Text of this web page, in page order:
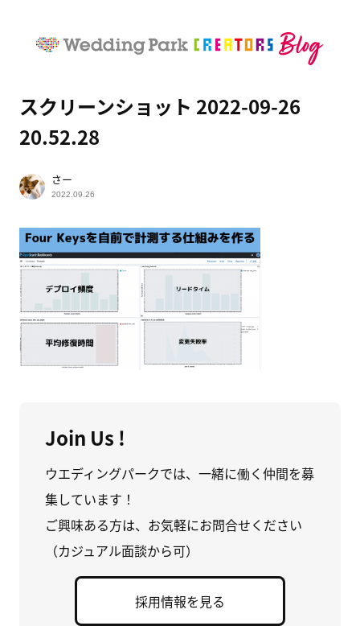
スクリーンショット 2022-09-26
20.52.28
さー
2022.09.26
Join Us !
ウエディングパークでは、一緒に働く仲間を募
集しています！
ご興味ある方は、お気軽にお問合せください
（カジュアル面談から可）
採用情報を見る